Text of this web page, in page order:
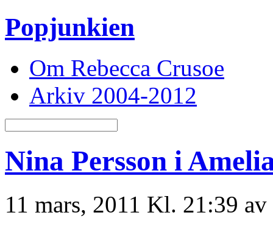
Popjunkien
Om Rebecca Crusoe
Arkiv 2004-2012
Nina Persson i
11 mars, 2011 Kl. 21:39 av